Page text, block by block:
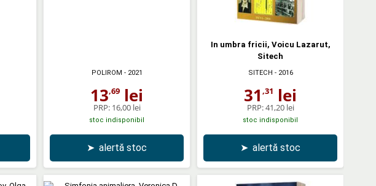
POLIROM - 2021
13,69 lei
PRP: 16,00 lei
stoc indisponibil
➤ alertă stoc
In umbra fricii, Voicu Lazarut,
Sitech
SITECH - 2016
31 ,31 lei
PRP:41,20 lei
stoc indisponibil
➤ alertă stoc